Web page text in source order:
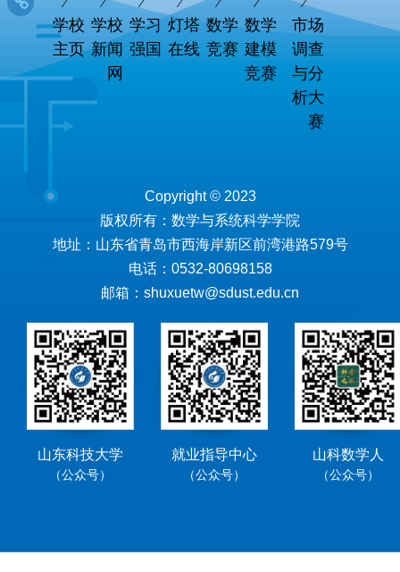
学校
主页
学校
新闻
网
学习
强国
灯塔
在线
数学
竞赛
数学
建模
竞赛
市场
调查
与分
析大
赛
Copyright © 2023
版权所有：数学与系统科学学院
地址：山东省青岛市西海岸新区前湾港路579号
电话：0532-80698158
邮箱：shuxuetw@sdust.edu.cn
山东科技大学
（公众号）
就业指导中心
（公众号）
山科数学人
（公众号）